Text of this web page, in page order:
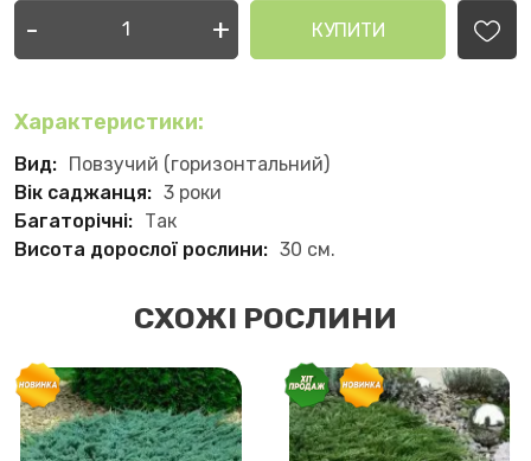
- + КУПИТИ
Характеристики:
Вид: Повзучий (горизонтальний)
Вік саджанця: 3 роки
Багаторічні: Так
Висота дорослої рослини: 30 см.
СХОЖІ РОСЛИНИ